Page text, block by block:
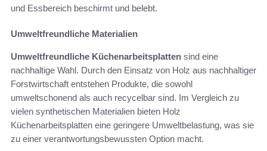
und Essbereich beschirmt und belebt.
Umweltfreundliche Materialien
Umweltfreundliche Küchenarbeitsplatten sind eine
nachhaltige Wahl. Durch den Einsatz von Holz aus nachhaltiger
Forstwirtschaft entstehen Produkte, die sowohl
umweltschonend als auch recycelbar sind. Im Vergleich zu
vielen synthetischen Materialien bieten Holz
Küchenarbeitsplatten eine geringere Umweltbelastung, was sie
zu einer verantwortungsbewussten Option macht.